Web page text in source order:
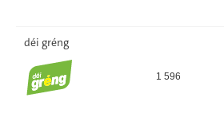
déi gréng
1 596